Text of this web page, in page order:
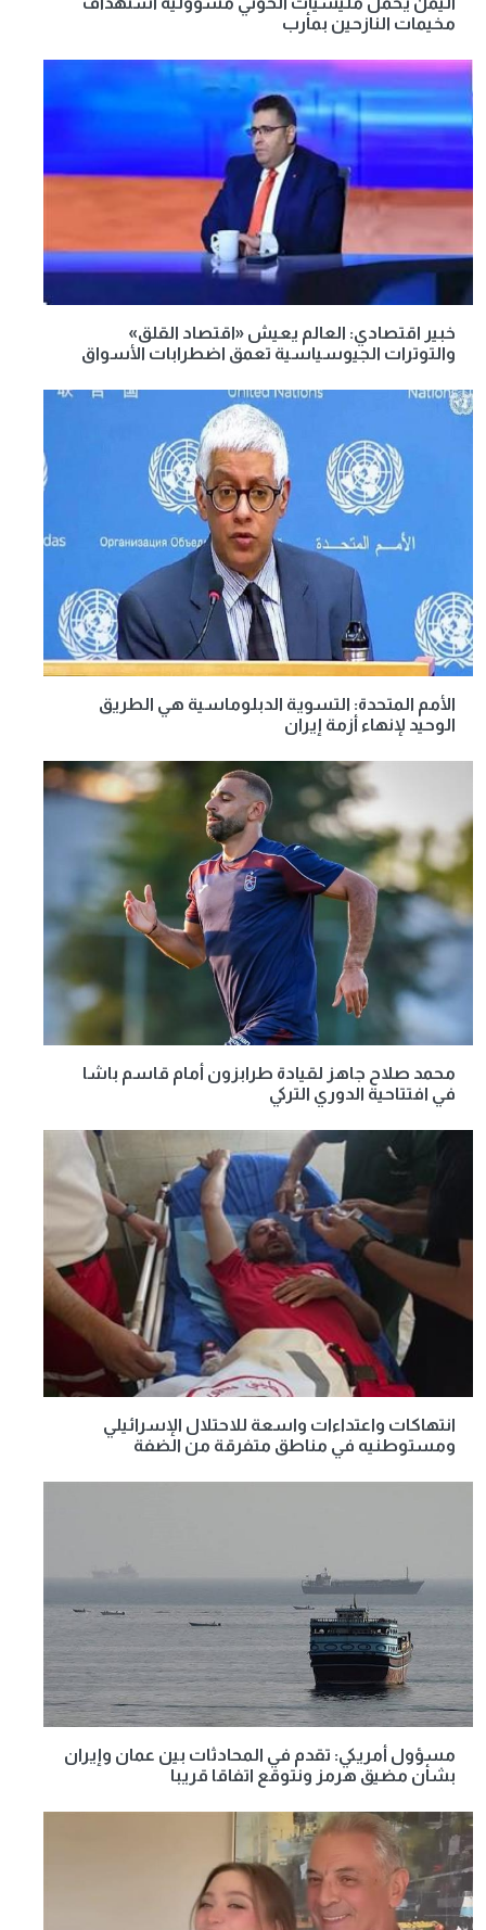
مخيمات النازحين بمأرب
خبير اقتصادي: العالم يعيش «اقتصاد القلق»
والتوترات الجيوسياسية تعمق اضطرابات الأسواق
الأمم المتحدة: التسوية الدبلوماسية هي الطريق
الوحيد لإنهاء أزمة إيران
محمد صلاح جاهز لقيادة طرابزون أمام قاسم باشا
في افتتاحية الدوري التركي
انتهاكات واعتداءات واسعة للاحتلال الإسرائيلي
ومستوطنيه في مناطق متفرقة من الضفة
مسؤول أمريكي: تقدم في المحادثات بين عمان وإيران
بشأن مضيق هرمز ونتوقع اتفاقا قريبا